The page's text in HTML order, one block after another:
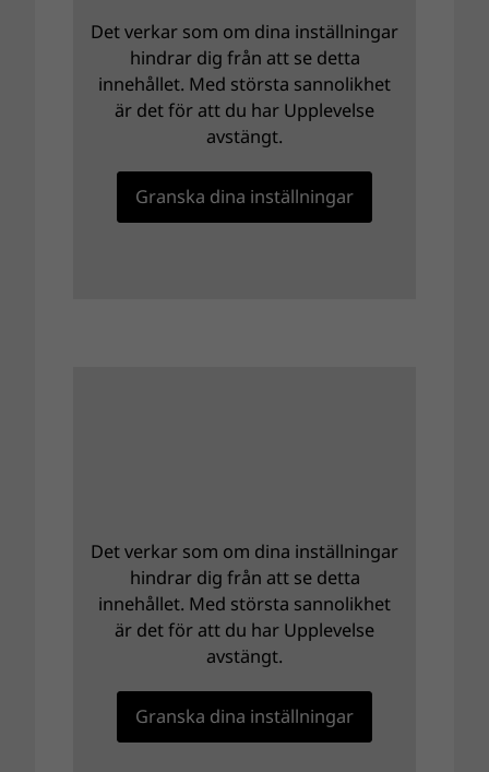
Det verkar som om dina inställningar
hindrar dig från att se detta
innehållet. Med största sannolikhet
är det för att du har Upplevelse
avstängt.
Granska dina inställningar
Det verkar som om dina inställningar
hindrar dig från att se detta
innehållet. Med största sannolikhet
är det för att du har Upplevelse
avstängt.
Granska dina inställningar